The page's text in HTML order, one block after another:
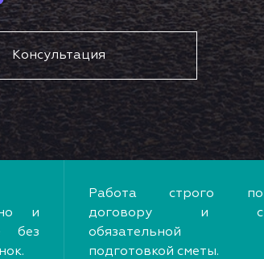
Консультация
и
без
Работа строго по
договору и с
обязательной
подготовкой сметы.